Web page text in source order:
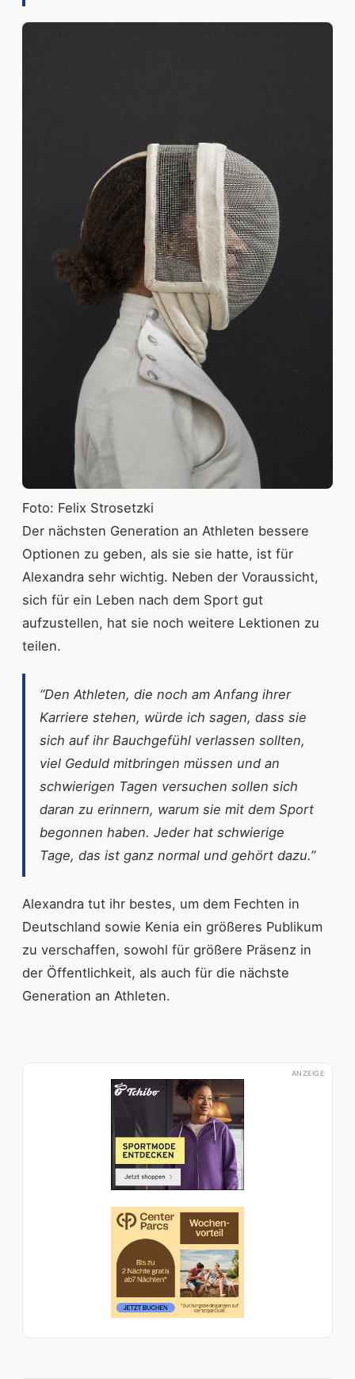
Foto: Felix Strosetzki
Der nächsten Generation an Athleten bessere
Optionen zu geben, als sie sie hatte, ist für
Alexandra sehr wichtig. Neben der Voraussicht,
sich für ein Leben nach dem Sport gut
aufzustellen, hat sie noch weitere Lektionen zu
teilen.
“Den Athleten, die noch am Anfang ihrer
Karriere stehen, würde ich sagen, dass sie
sich auf ihr Bauchgefühl verlassen sollten,
viel Geduld mitbringen müssen und an
schwierigen Tagen versuchen sollen sich
daran zu erinnern, warum sie mit dem Sport
begonnen haben. Jeder hat schwierige
Tage, das ist ganz normal und gehört dazu.”
Alexandra tut ihr bestes, um dem Fechten in
Deutschland sowie Kenia ein größeres Publikum
zu verschaffen, sowohl für größere Präsenz in
der Öffentlichkeit, als auch für die nächste
Generation an Athleten.
ANZEIGE